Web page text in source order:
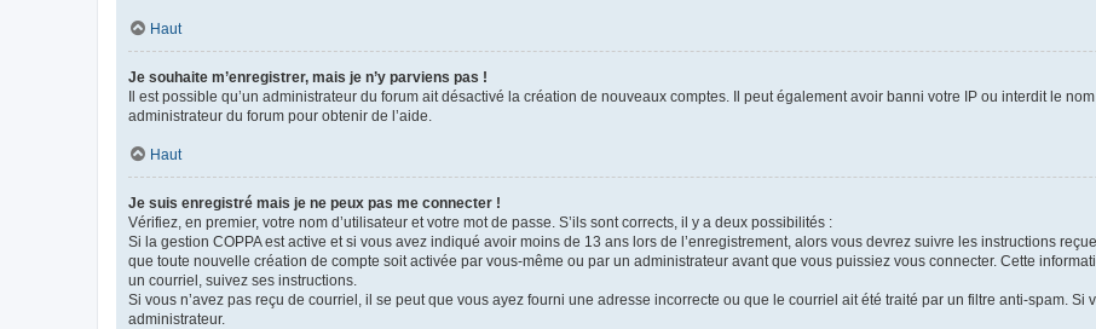
Haut
Je souhaite m’enregistrer, mais je n’y parviens pas !
Il est possible qu’un administrateur du forum ait désactivé la création de nouveaux comptes. Il peut également avoir banni votre IP ou interdit le
administrateur du forum pour obtenir de l’aide.
Haut
Je suis enregistré mais je ne peux pas me connecter !
Vérifiez, en premier, votre nom d’utilisateur et votre mot de passe. S’ils sont corrects, il y a deux possibilités :
Si la gestion COPPA est active et si vous avez indiqué avoir moins de 13 ans lors de l’enregistrement, alors vous devrez suivre les instructions
que toute nouvelle création de compte soit activée par vous-même ou par un administrateur avant que vous puissiez vous connecter. Cette
un courriel, suivez ses instructions.
Si vous n’avez pas reçu de courriel, il se peut que vous ayez fourni une adresse incorrecte ou que le courriel ait été traité par un filtre anti-spam. Si
administrateur.